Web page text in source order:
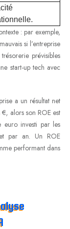
: par exemple,
si l’entreprise
prévisibles
start-up tech avec
a un résultat net
alors son ROE est
investi par les
par an. Un ROE
performant dans